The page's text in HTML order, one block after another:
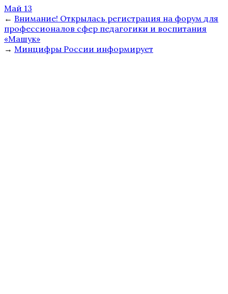
Май 13
← Внимание! Открылась регистрация на форум для
профессионалов сфер педагогики и воспитания
«Машук»
→ Минцифры России информирует